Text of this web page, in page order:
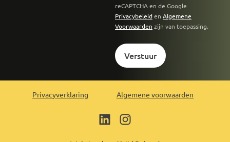
reCAPTCHA en de Google
Privacybeleiden Algemene
Voorwaarden zijn van toepassing.
Verstuur
Privacyverklaring Algemene voorwaarden